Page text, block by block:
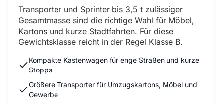
Transporter und Sprinter bis 3,5 t zulässiger
Gesamtmasse sind die richtige Wahl für Möbel,
Kartons und kurze Stadtfahrten. Für diese
Gewichtsklasse reicht in der Regel Klasse B.
Kompakte Kastenwagen für enge Straßen und kurze
Stopps
Größere Transporter für Umzugskartons, Möbel und
Gewerbe